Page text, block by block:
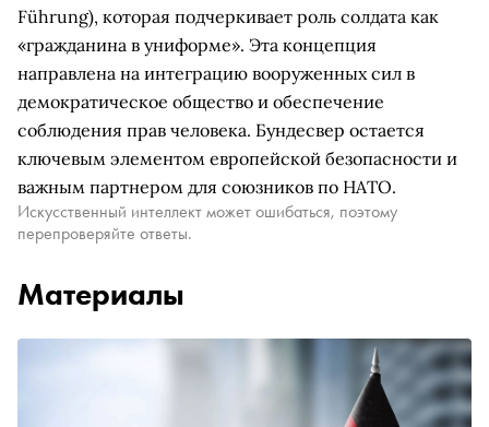
Führung), которая подчеркивает роль солдата как
«гражданина в униформе». Эта концепция
направлена на интеграцию вооруженных сил в
демократическое общество и обеспечение
соблюдения прав человека. Бундесвер остается
ключевым элементом европейской безопасности и
важным партнером для союзников по НАТО.
Искусственный интеллект может ошибаться, поэтому
перепроверяйте ответы.
Материалы